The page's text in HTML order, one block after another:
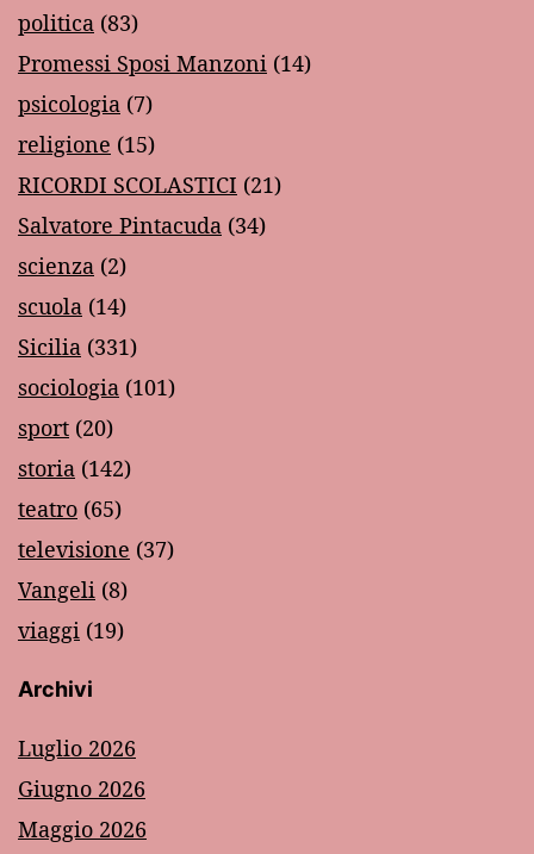
politica (83)
Promessi Sposi Manzoni (14)
psicologia (7)
religione (15)
RICORDI SCOLASTICI (21)
Salvatore Pintacuda (34)
scienza (2)
scuola (14)
Sicilia (331)
sociologia (101)
sport (20)
storia (142)
teatro (65)
televisione (37)
Vangeli (8)
viaggi (19)
Archivi
Luglio 2026
Giugno 2026
Maggio 2026